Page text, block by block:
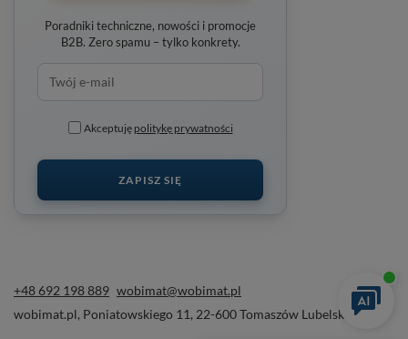
Poradniki techniczne, nowości i promocje
B2B. Zero spamu – tylko konkrety.
Akceptuję politykę prywatności
ZAPISZ SIĘ
+48 692 198 889 wobimat@wobimat.pl
wobimat.pl, Poniatowskiego 11, 22-600Tomaszów Lubelski